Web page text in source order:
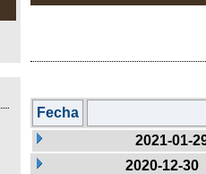
Fecha
2021-01-
2020-12-30